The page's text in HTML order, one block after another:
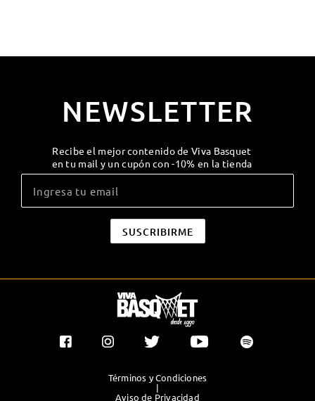
NEWSLETTER
Recibe el mejor contenido de Viva Basquet
en tu mail y un cupón con -10% en la tienda
Términos y Condiciones
|
Aviso de Privacidad